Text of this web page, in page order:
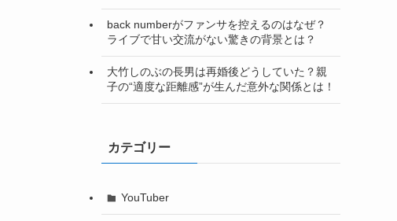
back numberがファンサを控えるのはなぜ？
ライブで甘い交流がない驚きの背景とは？
大竹しのぶの長男は再婚後どうしていた？親
子の“適度な距離感”が生んだ意外な関係とは！
カテゴリー
YouTuber